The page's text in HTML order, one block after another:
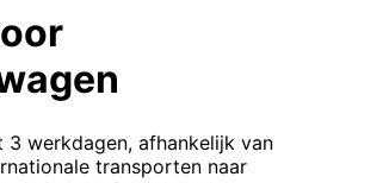
werkdagen, afhankelijk van
transporten naar